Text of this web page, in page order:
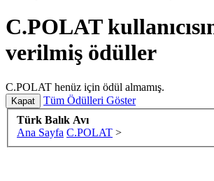
C.POLAT
verilmiş ödüller
C.POLAT henüz için ödül almamış.
Tüm Ödülleri Göster
Türk Balık Avı
Ana Sayfa C.POLAT >